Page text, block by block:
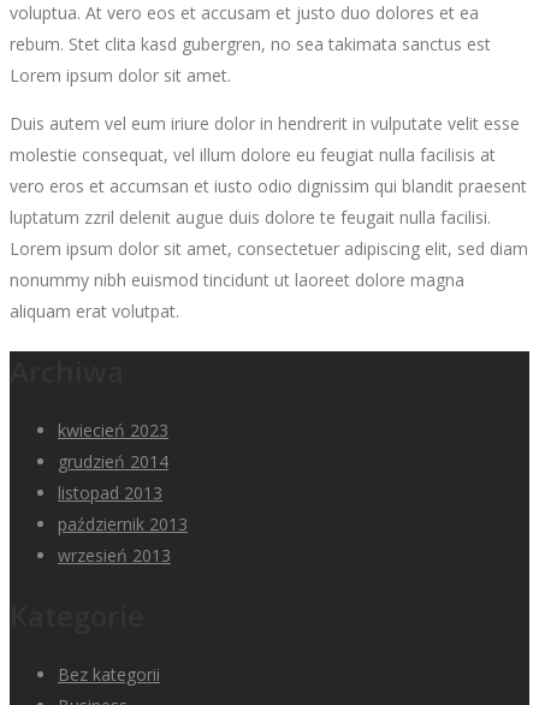
voluptua. At vero eos et accusam et justo duo dolores et ea
rebum. Stet clita kasd gubergren, no sea takimata sanctus est
Lorem ipsum dolor sit amet.
Duis autem vel eum iriure dolor in hendrerit in vulputate velit esse
molestie consequat, vel illum dolore eu feugiat nulla facilisis at
vero eros et accumsan et iusto odio dignissim qui blandit praesent
luptatum zzril delenit augue duis dolore te feugait nulla facilisi.
Lorem ipsum dolor sit amet, consectetuer adipiscing elit, sed diam
nonummy nibh euismod tincidunt ut laoreet dolore magna
aliquam erat volutpat.
kwiecień 2023
grudzień 2014
listopad 2013
październik 2013
wrzesień 2013
Bez kategorii